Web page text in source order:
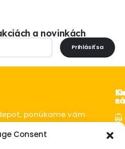
Consent
a novinkách
Prihlásiť sa
ponúkame vám